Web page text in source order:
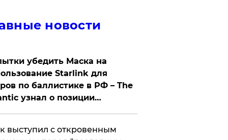
новости
убедить Маска на
Starlink для
по баллистике в РФ – The
узнал о позиции
выступил с откровенным